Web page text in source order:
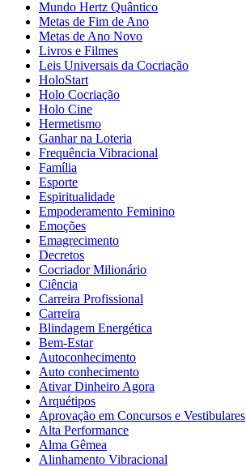
Mundo Hertz Quântico
Metas de Fim de Ano
Metas de Ano Novo
Livros e Filmes
Leis Universais da Cocriação
HoloStart
Holo Cocriação
Holo Cine
Hermetismo
Ganhar na Loteria
Frequência Vibracional
Família
Esporte
Espiritualidade
Empoderamento Feminino
Emoções
Emagrecimento
Decretos
Cocriador Milionário
Ciência
Carreira Profissional
Carreira
Blindagem Energética
Bem-Estar
Autoconhecimento
Auto conhecimento
Ativar Dinheiro Agora
Arquétipos
Aprovação em Concursos e Vestibulares
Alta Performance
Alma Gêmea
Alinhamento Vibracional